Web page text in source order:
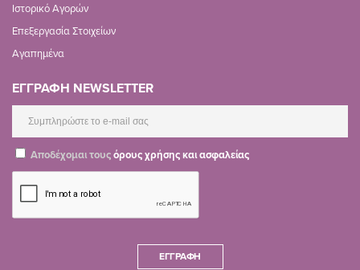
Ιστορικό Αγορών
Επεξεργασία Στοιχείων
Αγαπημένα
ΕΓΓΡΑΦΗ NEWSLETTER
Αποδέχομαι τουςόρους χρήσης και ασφαλείας
ΕΓΓΡΑΦΉ